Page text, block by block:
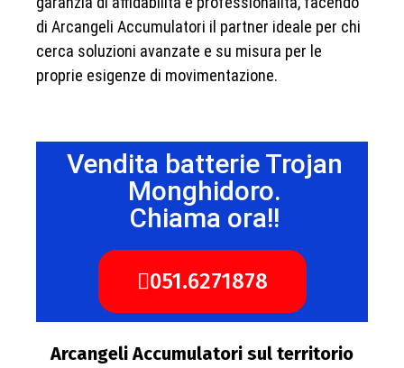
di Arcangeli Accumulatori il partner ideale per chi
cerca soluzioni avanzate e su misura per le
proprie esigenze di movimentazione.
Vendita batterie Trojan
Monghidoro.
Chiama ora!!
051.6271878
Arcangeli Accumulatori sul territorio